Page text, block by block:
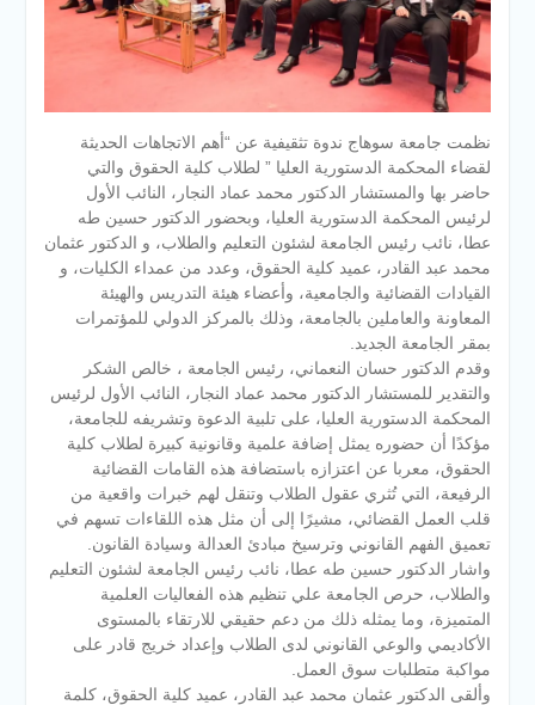
نظمت جامعة سوهاج ندوة تثقيفية عن “أهم الاتجاهات الحديثة
لقضاء المحكمة الدستورية العليا ” لطلاب كلية الحقوق والتي
حاضر بها والمستشار الدكتور محمد عماد النجار، النائب الأول
لرئيس المحكمة الدستورية العليا، وبحضور الدكتور حسين طه
عطا، نائب رئيس الجامعة لشئون التعليم والطلاب، و الدكتور عثمان
محمد عبد القادر، عميد كلية الحقوق، وعدد من عمداء الكليات، و
القيادات القضائية والجامعية، وأعضاء هيئة التدريس والهيئة
المعاونة والعاملين بالجامعة، وذلك بالمركز الدولي للمؤتمرات
بمقر الجامعة الجديد.
وقدم الدكتور حسان النعماني، رئيس الجامعة ، خالص الشكر
والتقدير للمستشار الدكتور محمد عماد النجار، النائب الأول لرئيس
المحكمة الدستورية العليا، على تلبية الدعوة وتشريفه للجامعة،
مؤكدًا أن حضوره يمثل إضافة علمية وقانونية كبيرة لطلاب كلية
الحقوق، معربا عن اعتزازه باستضافة هذه القامات القضائية
الرفيعة، التي تُثري عقول الطلاب وتنقل لهم خبرات واقعية من
قلب العمل القضائي، مشيرًا إلى أن مثل هذه اللقاءات تسهم في
تعميق الفهم القانوني وترسيخ مبادئ العدالة وسيادة القانون.
واشار الدكتور حسين طه عطا، نائب رئيس الجامعة لشئون التعليم
والطلاب، حرص الجامعة علي تنظيم هذه الفعاليات العلمية
المتميزة، وما يمثله ذلك من دعم حقيقي للارتقاء بالمستوى
الأكاديمي والوعي القانوني لدى الطلاب وإعداد خريج قادر على
مواكبة متطلبات سوق العمل.
وألقى الدكتور عثمان محمد عبد القادر، عميد كلية الحقوق، كلمة